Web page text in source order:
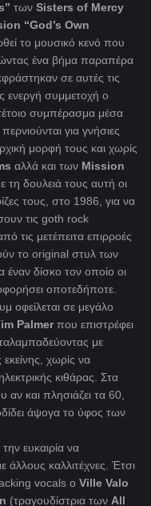
των Sisters of Mercy
“God’s Own
το μουσικό κενό που
ένα βήμα παραπέρα
σε αυτές τις
ενεργή συμμετοχή ο
συμπέρασμα μέσα
για γνήσιες
μορφή τους και χωρίς
αλλά και των Mission
δουλειά τους αυτή οι
τους, στο 1986, για να
τις goth rock
τις μετέπειτα επιρροές
το original στυλ των
έναν δίσκο τον οποίο οι
οποτεδήποτε.
οφείλεται σε μεγάλο
Palmerπου επιστρέφει
με
εκείνης, χωρίς να
κιθάρας. Στα
αν και πλησιάζει τα 60,
άψογα το ύφος των
ευκαιρία να
άλλους καλλιτέχνες. Έτσι
vocals ο Ville Valo
(τραγουδίστρια των All